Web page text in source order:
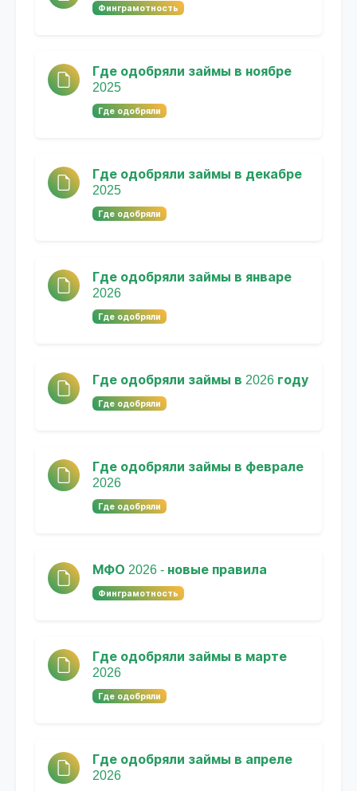
Финграмотность
Где одобряли займы в ноябре
2025
Где одобряли
Где одобряли займы в декабре
2025
Где одобряли
Где одобряли займы в январе
2026
Где одобряли
Где одобряли займы в 2026 году
Где одобряли
Где одобряли займы в феврале
2026
Где одобряли
МФО 2026 - новые правила
Финграмотность
Где одобряли займы в марте
2026
Где одобряли
Где одобряли займы в апреле
2026